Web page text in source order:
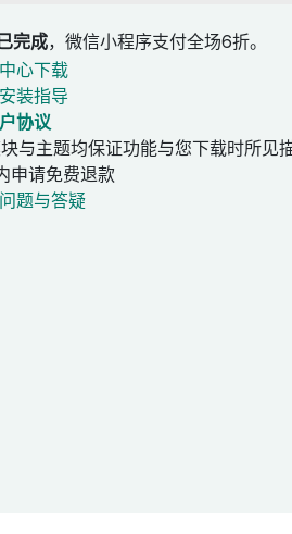
完成，微信小程序支付全场6折。
心下载
安装指导
协议
与主题均保证功能与您下载时所见
申请免费退款
题与答疑